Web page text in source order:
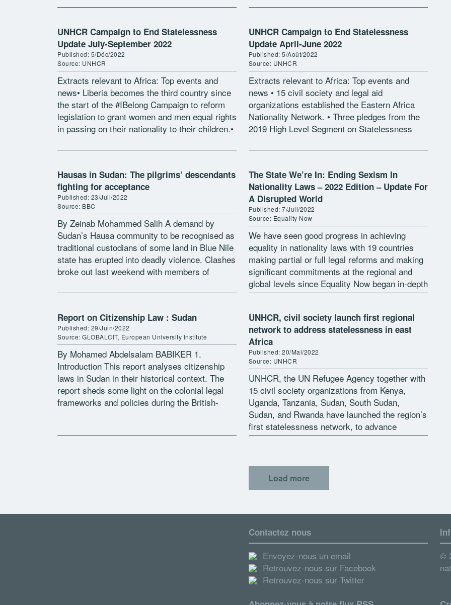
will “initiate modalities […]
UNHCR Campaign to End Statelessness
Update July-September 2022
Published: 5/Déc/2022
Source: UNHCR
Extracts relevant to Africa: Top events and
news• Liberia becomes the third country since
the start of the #IBelong Campaign to reform
legislation to grant women and men equal rights
in passing on their nationality to their children.•
UNHCR Campaign to End Statelessness
Update April-June 2022
Published: 5/Août/2022
Source: UNHCR
Extracts relevant to Africa: Top events and
news • 15 civil society and legal aid
organizations established the Eastern Africa
Nationality Network. • Three pledges from the
2019 High Level Segment on Statelessness
[…]
Hausas in Sudan: The pilgrims’ descendants
fighting for acceptance
Published: 23/Juil/2022
Source: BBC
By Zeinab Mohammed Salih A demand by
Sudan’s Hausa community to be recognised as
traditional custodians of some land in Blue Nile
state has erupted into deadly violence. Clashes
broke out last weekend with members of
The State We’re In: Ending Sexism In
Nationality Laws – 2022 Edition – Update For
A Disrupted World
Published: 7/Juil/2022
Source: Equality Now
We have seen good progress in achieving
equality in nationality laws with 19 countries
making partial or full legal reforms and making
significant commitments at the regional and
global levels since Equality Now began in-depth
work advocating for the reform […]
Report on Citizenship Law : Sudan
Published: 29/Juin/2022
Source: GLOBALCIT, European University Institute
By Mohamed Abdelsalam BABIKER 1.
Introduction This report analyses citizenship
laws in Sudan in their historical context. The
report sheds some light on the colonial legal
frameworks and policies during the British-
UNHCR, civil society launch first regional
network to address statelessness in east
Africa
Published: 20/Mai/2022
Source: UNHCR
UNHCR, the UN Refugee Agency together with
15 civil society organizations from Kenya,
Uganda, Tanzania, Sudan, South Sudan,
Sudan, and Rwanda have launched the region’s
first statelessness network, to advance
ongoing efforts in eradicating statelessness in
Load more
Contactez nous
Envoyez-nous un email
Retrouvez-nous sur Facebook
Retrouvez-nous sur Twitter
©